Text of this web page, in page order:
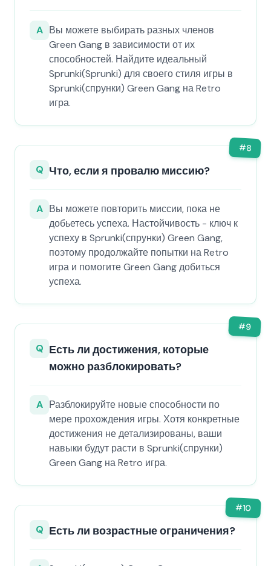
A Вы можете выбирать разных членов
Green Gang в зависимости от их
способностей. Найдите идеальный
Sprunki(Sprunki) для своего стиля игры в
Sprunki(спрунки) Green Gang на Retro
игра.
#8
Q Что, если я провалю миссию?
A Вы можете повторить миссии, пока не
добьетесь успеха. Настойчивость - ключ к
успеху в Sprunki(спрунки) Green Gang,
поэтому продолжайте попытки на Retro
игра и помогите Green Gang добиться
успеха.
#9
Q Есть ли достижения, которые
можно разблокировать?
A Разблокируйте новые способности по
мере прохождения игры. Хотя конкретные
достижения не детализированы, ваши
навыки будут расти в Sprunki(спрунки)
Green Gang на Retro игра.
#10
Q Есть ли возрастные ограничения?